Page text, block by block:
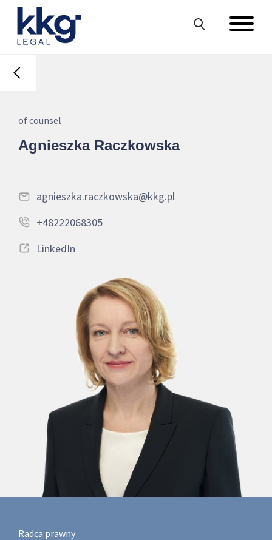
of counsel
Agnieszka Raczkowska
agnieszka.raczkowska@kkg.pl
+48222068305
LinkedIn
Radca prawny